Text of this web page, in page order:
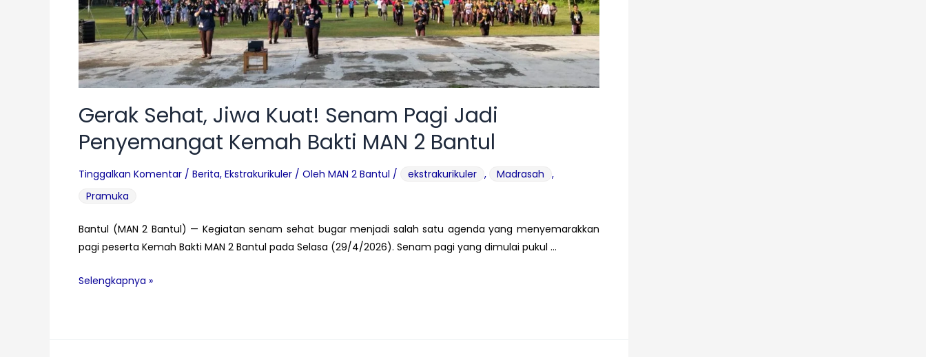
Gerak Sehat, Jiwa Kuat! Senam Pagi Jadi
Penyemangat Kemah Bakti MAN 2 Bantul
Tinggalkan Komentar / Berita, Ekstrakurikuler / Oleh MAN 2 Bantul / ekstrakurikuler , Madrasah ,
Pramuka
Bantul (MAN 2 Bantul) — Kegiatan senam sehat bugar menjadi salah satu agenda yang menyemarakkan
pagi peserta Kemah Bakti MAN 2 Bantul pada Selasa (29/4/2026). Senam pagi yang dimulai pukul …
Gerak
Selengkapnya »